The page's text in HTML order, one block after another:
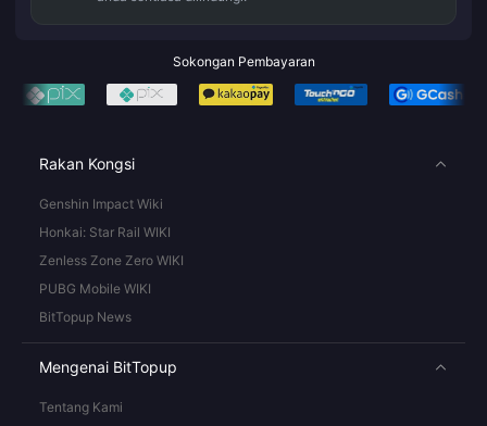
Sokongan Pembayaran
Rakan Kongsi
Genshin Impact Wiki
Honkai: Star Rail WIKI
Zenless Zone Zero WIKI
PUBG Mobile WIKI
BitTopup News
Mengenai BitTopup
Tentang Kami